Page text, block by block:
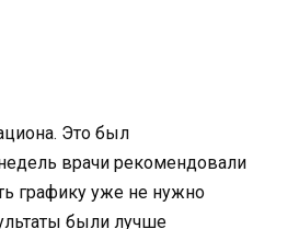
Это был
врачи рекомендовали
графику уже не нужно
были лучше